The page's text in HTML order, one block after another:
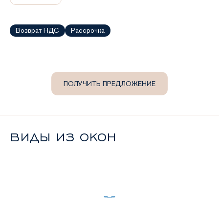
Возврат НДС Рассрочка
ПОЛУЧИТЬ ПРЕДЛОЖЕНИЕ
ВИДЫ ИЗ ОКОН